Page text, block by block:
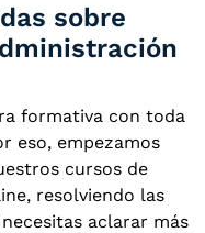
sobre
formativa con toda
eso, empezamos
cursos de
resolviendo las
necesitas aclarar más